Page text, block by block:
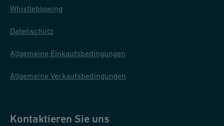
Whistleblowing
Datenschutz
Allgemeine Einkaufsbedingungen
Allgemeine Verkaufsbedingungen
Kontaktieren Sie uns